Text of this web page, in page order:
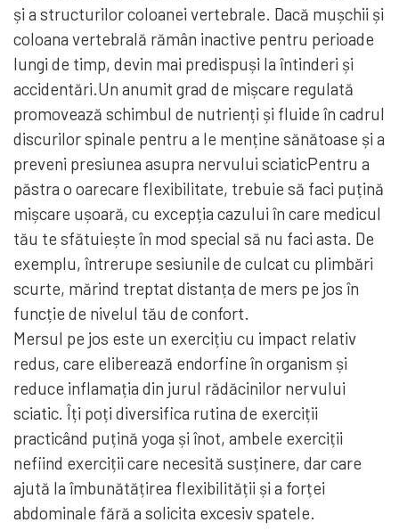
și a structurilor coloanei vertebrale. Dacă mușchii și
coloana vertebrală rămân inactive pentru perioade
lungi de timp, devin mai predispuși la întinderi și
accidentări.Un anumit grad de mișcare regulată
promovează schimbul de nutrienți și fluide în cadrul
discurilor spinale pentru a le menține sănătoase și a
preveni presiunea asupra nervului sciaticPentru a
păstra o oarecare flexibilitate, trebuie să faci puțină
mișcare ușoară, cu excepția cazului în care medicul
tău te sfătuiește în mod special să nu faci asta. De
exemplu, întrerupe sesiunile de culcat cu plimbări
scurte, mărind treptat distanța de mers pe jos în
funcție de nivelul tău de confort.
Mersul pe jos este un exercițiu cu impact relativ
redus, care eliberează endorfine în organism și
reduce inflamația din jurul rădăcinilor nervului
sciatic. Îți poți diversifica rutina de exerciții
practicând puțină yoga și înot, ambele exerciții
nefiind exerciții care necesită susținere, dar care
ajută la îmbunătățirea flexibilității și a forței
abdominale fără a solicita excesiv spatele.